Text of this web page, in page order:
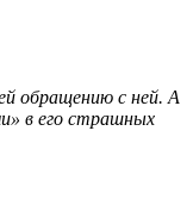
обращению с ней. А
в его страшных